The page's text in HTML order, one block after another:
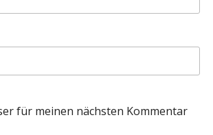
für meinen nächsten Kommentar